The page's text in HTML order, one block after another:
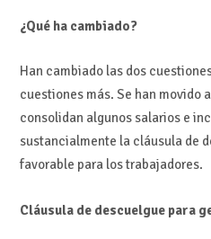
¿Qué ha cambiado?
Han cambiado las dos
cuestiones más. Se han movido
consolidan algunos salarios e
sustancialmente la cláusula de
favorable para los trabajadores.
Cláusula de descuelgue para